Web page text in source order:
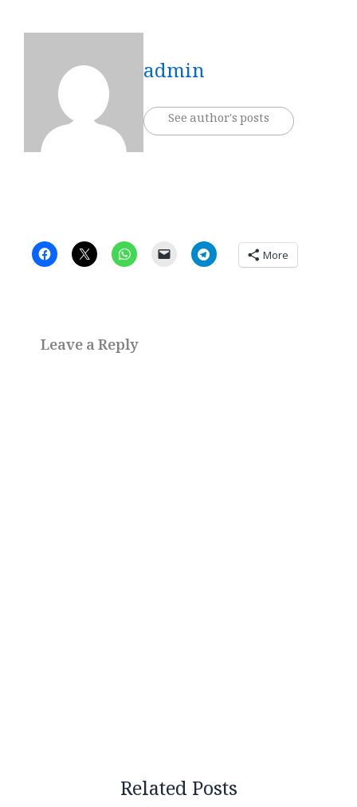
admin
See author's posts
More
Leave a Reply
Related Posts